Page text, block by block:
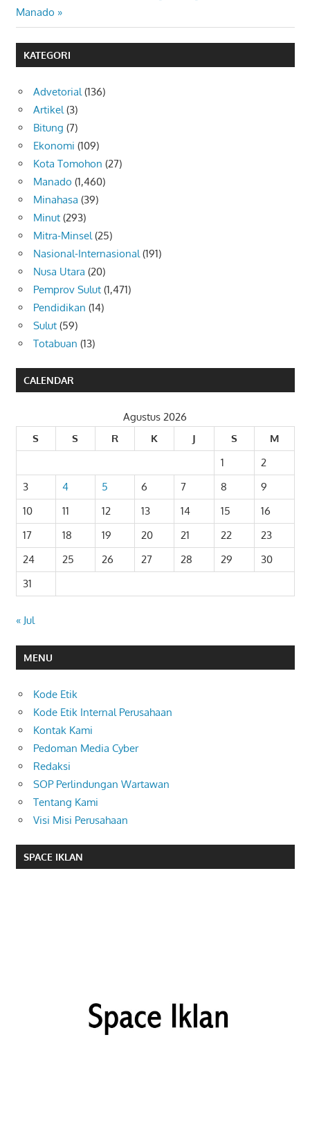
Post:
Manado
KATEGORI
Advetorial (136)
Artikel (3)
Bitung (7)
Ekonomi (109)
Kota Tomohon (27)
Manado (1,460)
Minahasa (39)
Minut (293)
Mitra-Minsel (25)
Nasional-Internasional (191)
Nusa Utara (20)
Pemprov Sulut (1,471)
Pendidikan (14)
Sulut (59)
Totabuan (13)
CALENDAR
Agustus 2026
S
S R K J S
M
1
2
3
4 5 6 7 8
9
10
11 12 13 14 15
16
17
18 19 20 21 22
23
24
25 26 27 28 29
30
31
« Jul
MENU
Kode Etik
Kode Etik Internal Perusahaan
Kontak Kami
Pedoman Media Cyber
Redaksi
SOP Perlindungan Wartawan
Tentang Kami
Visi Misi Perusahaan
SPACE IKLAN